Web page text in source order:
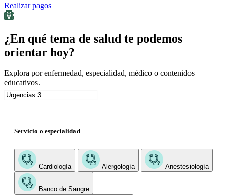
Realizar pagos
¿En qué tema de salud te podemos
orientar hoy?
Explora por enfermedad, especialidad, médico o contenidos
educativos.
Servicio o especialidad
Cardiología Alergología Anestesiología
Banco de Sangre